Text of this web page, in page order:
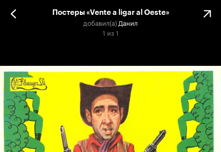
Постеры «Vente a ligar al Oeste»
добавил(а) Данил
1 из 1